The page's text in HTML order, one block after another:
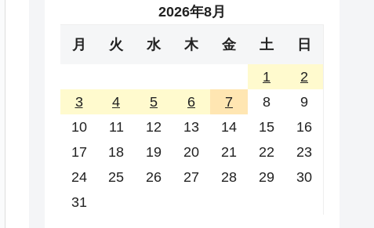
2026年8月
月 火 水 木 金 土 日
1
2
3
4 5 6 7 8
9
10
11 12 13 14 15
16
17
18 19 20 21 22
23
24
25 26 27 28 29
30
31